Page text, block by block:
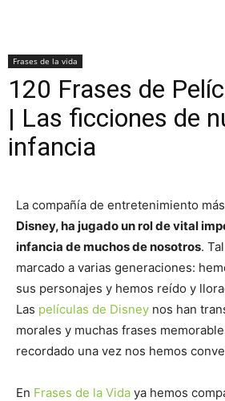
Frases de la vida
120 Frases de
| Las ficciones de
infancia
La compañía de entretenimiento
Disney, ha jugado un rol de vital
infancia de muchos de nosotros.
marcado a varias generaciones:
sus personajes y hemos reído y
Las películas de Disney nos han
morales y muchas frases
recordado una vez nos hemos
En Frases de la Vida ya hemos